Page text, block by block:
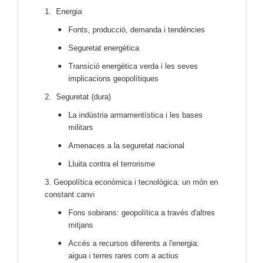
1. Energia
Fonts, producció, demanda i tendències
Seguretat energètica
Transició energètica verda i les seves
implicacions geopolítiques
2. Seguretat (dura)
La indústria armamentística i les bases
militars
Amenaces a la seguretat nacional
Lluita contra el terrorisme
3. Geopolítica econòmica i tecnològica: un món en
constant canvi
Fons sobirans: geopolítica a través d'altres
mitjans
Accés a recursos diferents a l'energia:
aigua i terres rares com a actius